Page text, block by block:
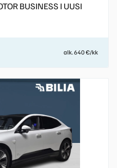
BUSINESS I UUSI
alk. 640 €/kk